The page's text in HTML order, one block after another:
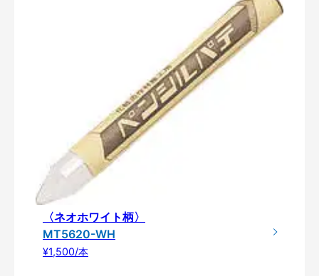
〈ネオホワイト柄〉
MT5620-WH
¥1,500/本